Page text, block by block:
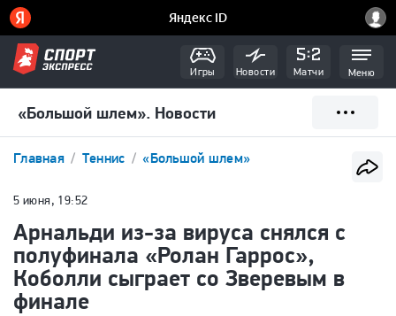
Игры Новости Матчи Меню
«Большой шлем». Новости
Главная Теннис «Большой шлем»
5 июня, 19:52
Арнальди из-за вируса снялся с
полуфинала «Ролан Гаррос»,
Коболли сыграет со Зверевым в
финале